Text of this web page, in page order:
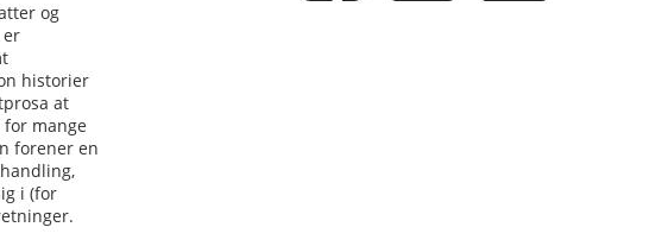
og
er
historier
at
mange
forener en
i (for